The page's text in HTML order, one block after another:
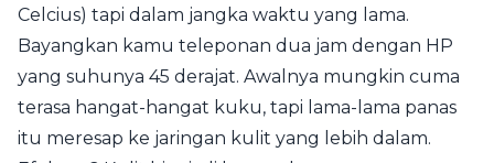
Celcius) tapi dalam jangka waktu yang lama.
Bayangkan kamu teleponan dua jam dengan HP
yang suhunya 45 derajat. Awalnya mungkin cuma
terasa hangat-hangat kuku, tapi lama-lama panas
itu meresap ke jaringan kulit yang lebih dalam.